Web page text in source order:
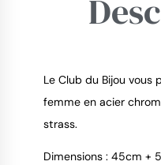
Le Club du Bijou vous
femme en acier
strass.
Dimensions : 45cm +